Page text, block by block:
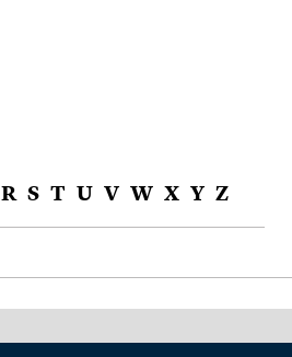
R S T U V W X Y Z